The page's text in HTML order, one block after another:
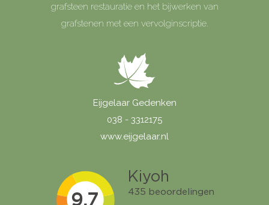
grafsteen restauratie en het bijwerken van
grafstenen met een vervolginscriptie.
Eijgelaar Gedenken
038 - 3312175
www.eijgelaar.nl